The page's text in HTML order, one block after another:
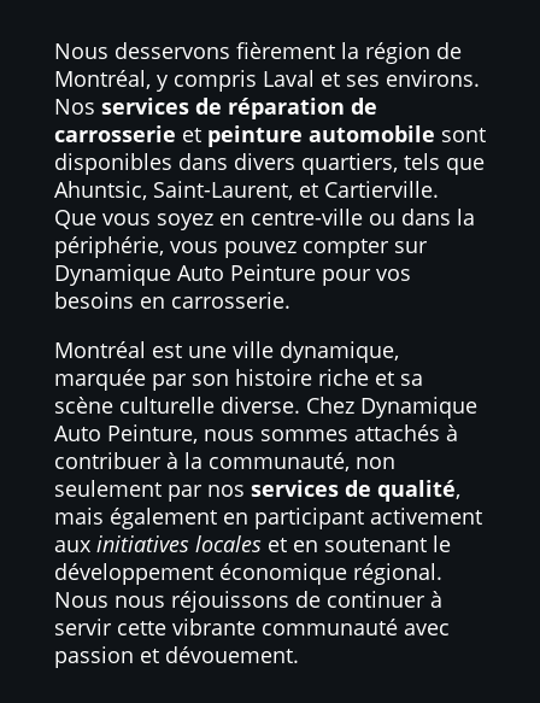
Nous desservons fièrement la région de
Montréal, y compris Laval et ses environs.
Nos services de réparation de
carrosserie et peinture automobile sont
disponibles dans divers quartiers, tels que
Ahuntsic, Saint-Laurent, et Cartierville.
Que vous soyez en centre-ville ou dans la
périphérie, vous pouvez compter sur
Dynamique Auto Peinture pour vos
besoins en carrosserie.
Montréal est une ville dynamique,
marquée par son histoire riche et sa
scène culturelle diverse. Chez Dynamique
Auto Peinture, nous sommes attachés à
contribuer à la communauté, non
seulement par nos services de qualité,
mais également en participant activement
aux initiatives localeset en soutenant le
développement économique régional.
Nous nous réjouissons de continuer à
servir cette vibrante communauté avec
passion et dévouement.